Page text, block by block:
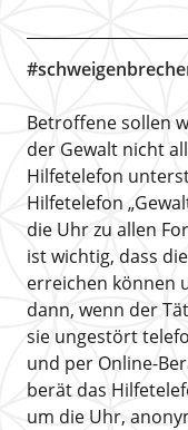
Betroffene sollen
der Gewalt nicht
Hilfetelefon
Hilfetelefon
die Uhr zu allen
ist wichtig, dass
erreichen können
dann, wenn der
sie ungestört
und per Online-
berät das
um die Uhr,